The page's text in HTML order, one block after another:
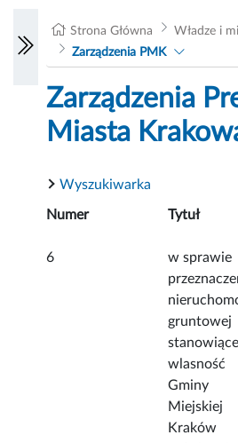
Strona Główna Władze i
Zarządzenia PMK
Zarządzenia
Miasta
Wyszukiwarka
Numer Tytuł
6
w sprawie
gruntowej
wlasność
Gminy
Miejskiej
Kraków